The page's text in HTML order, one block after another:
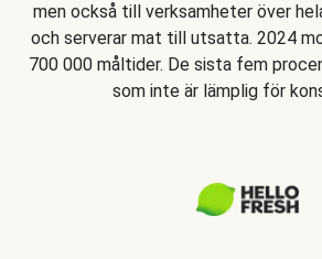
men också till verksamheter över
och serverar mat till utsatta. 2024
700 000 måltider. De sista fem
som inte är lämplig för